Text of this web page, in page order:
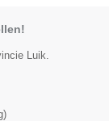
Luik.
)